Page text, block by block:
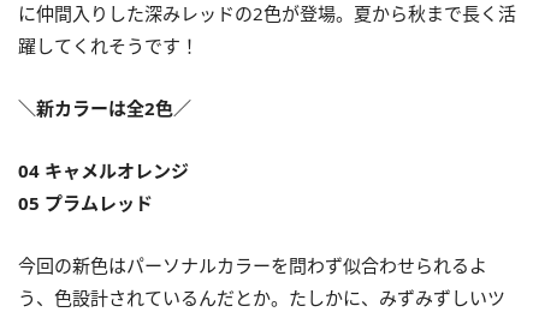
に仲間入りした深みレッドの2色が登場。夏から秋まで長く活
躍してくれそうです！
＼新カラーは全2色／
04 キャメルオレンジ
05 プラムレッド
今回の新色はパーソナルカラーを問わず似合わせられるよ
う、色設計されているんだとか。たしかに、みずみずしいツ